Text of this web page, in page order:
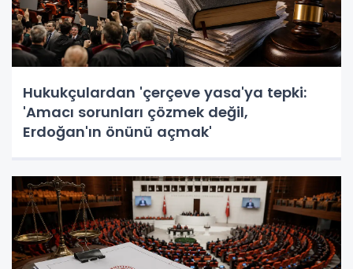
Hukukçulardan 'çerçeve yasa'ya tepki:
'Amacı sorunları çözmek değil,
Erdoğan'ın önünü açmak'